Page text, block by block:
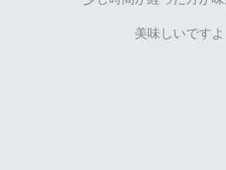
美味しいですよ